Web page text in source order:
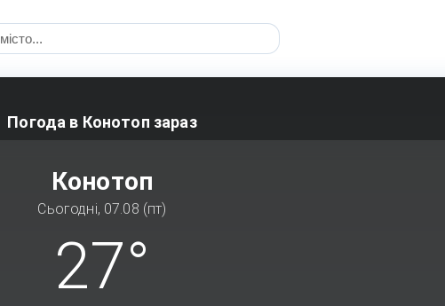
Погода в Конотоп зараз
Конотоп
Сьогодні, 07.08 (пт)
27°